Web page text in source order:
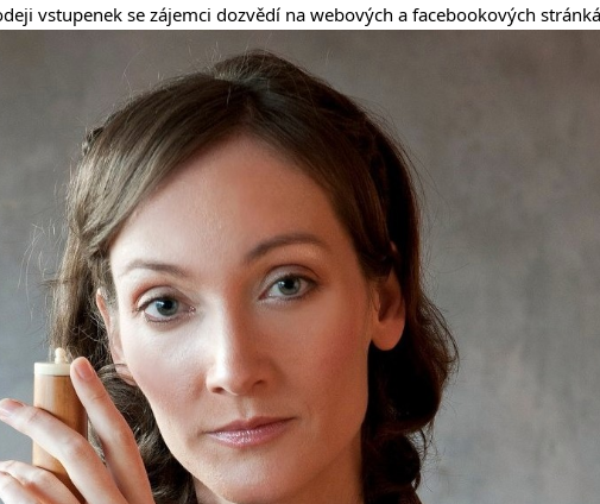
vstupenek se zájemci dozvědí na webových a facebookových